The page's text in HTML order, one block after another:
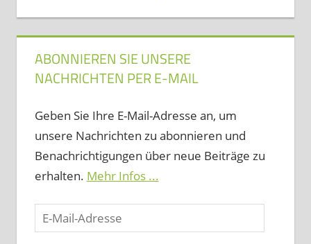
ABONNIEREN SIE UNSERE
NACHRICHTEN PER E-MAIL
Geben Sie Ihre E-Mail-Adresse an, um
unsere Nachrichten zu abonnieren und
Benachrichtigungen über neue Beiträge zu
erhalten. Mehr Infos ...
E-
Mail-